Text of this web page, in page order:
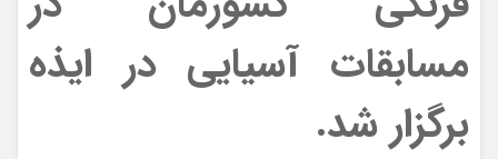
مسابقات آسیایی در ایذه
برگزار شد.